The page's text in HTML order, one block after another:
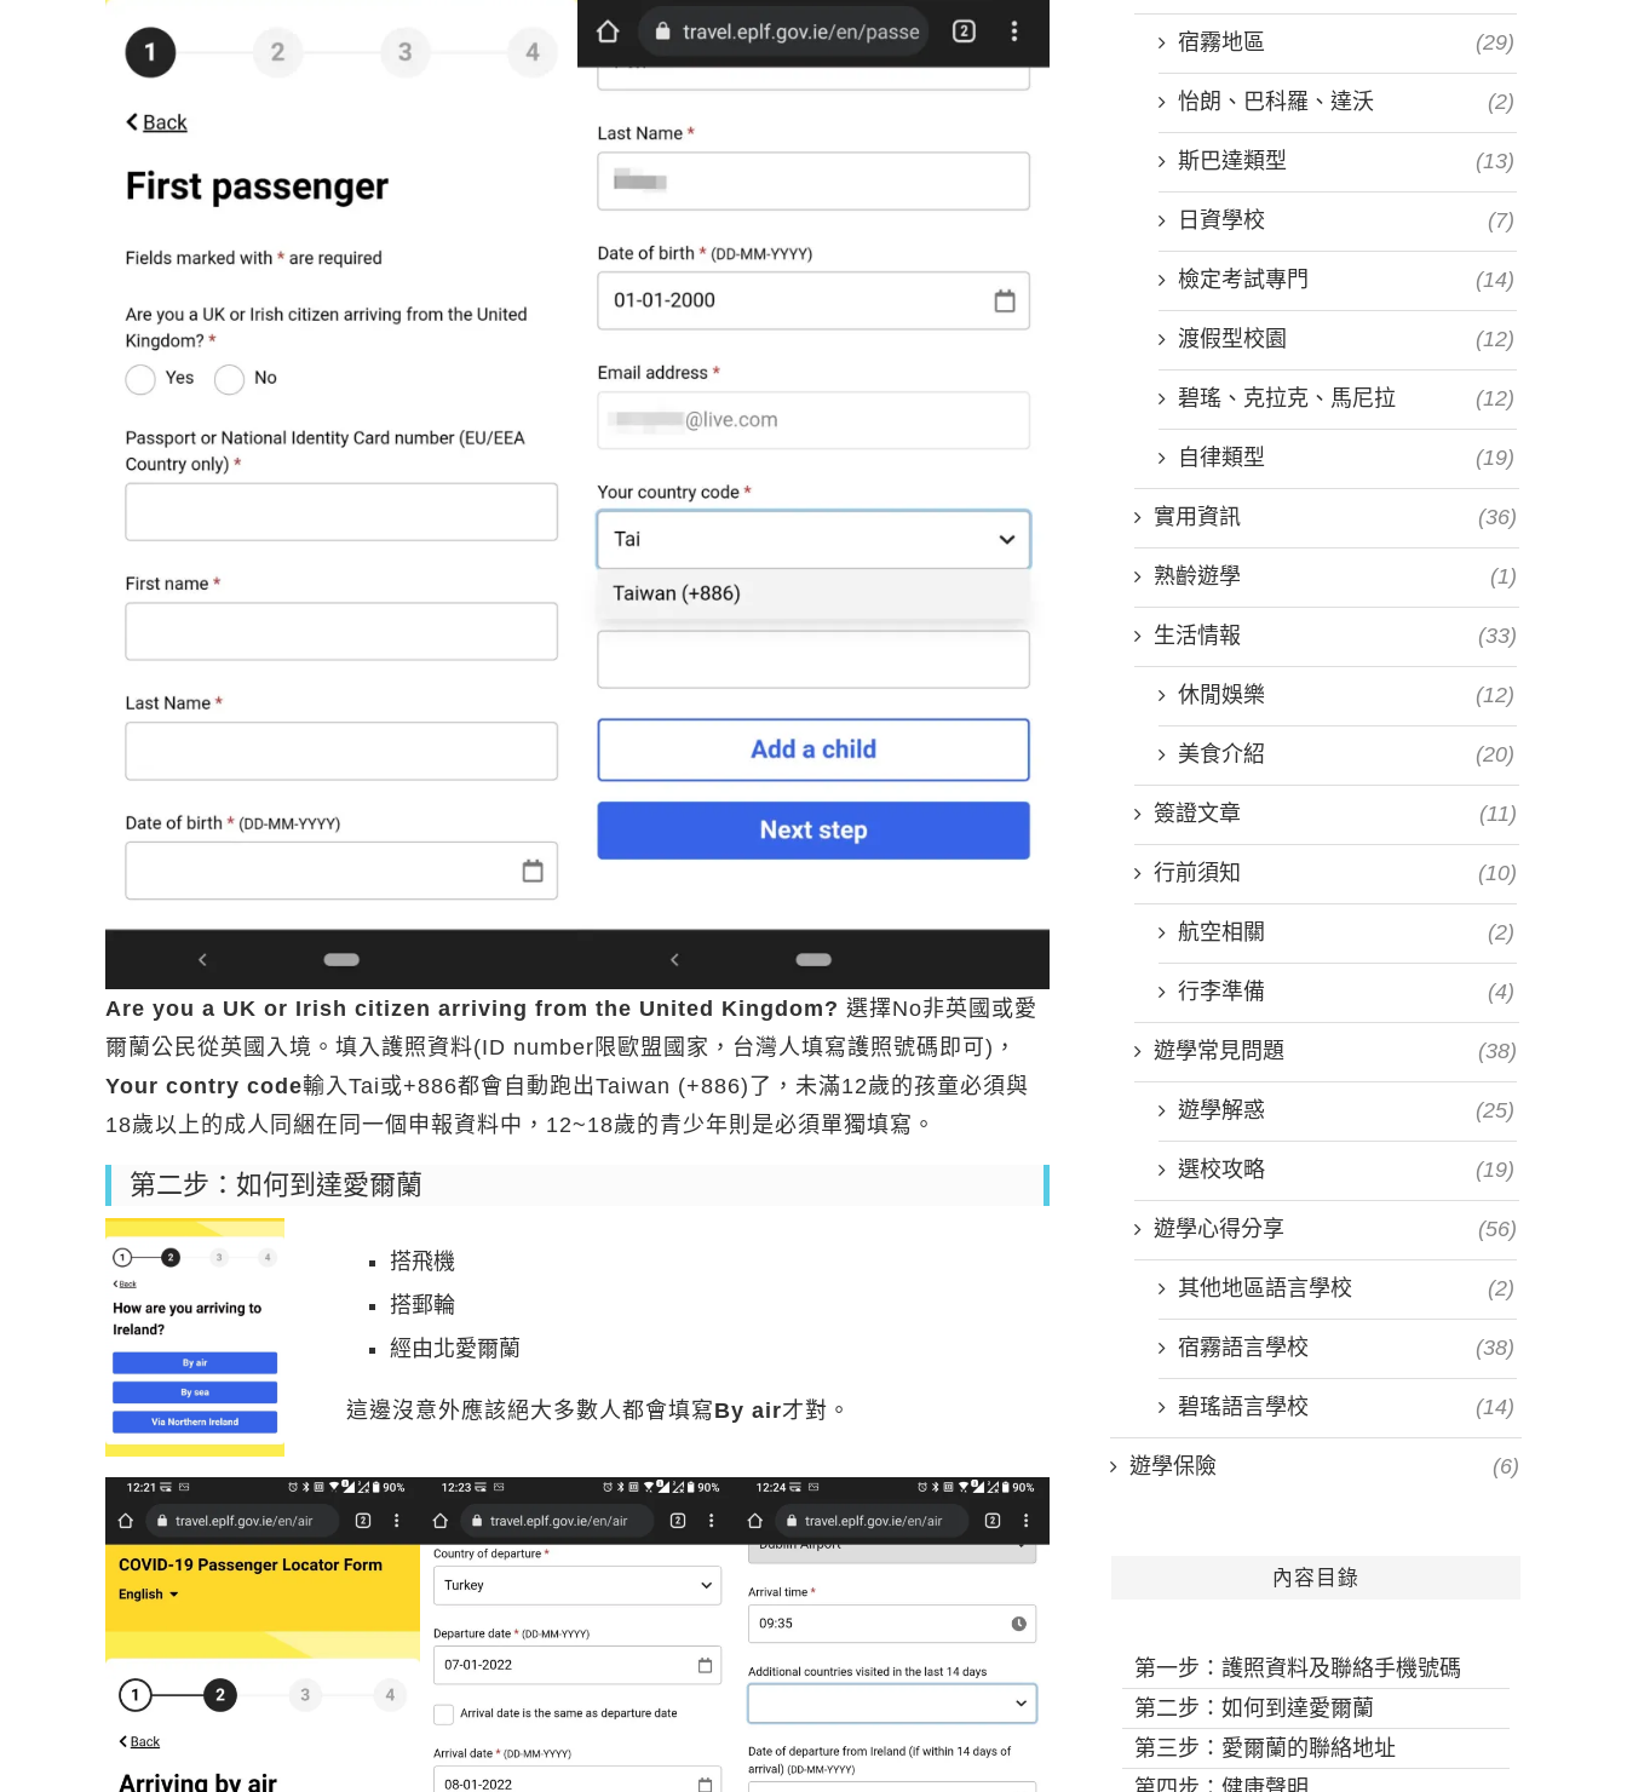
Are you a UK or Irish citizen arriving from the United Kingdom? 選擇No非英國或愛
爾蘭公民從英國入境。填入護照資料(ID number限歐盟國家，台灣人填寫護照號碼即可)，
Your contry code輸入Tai或+886都會自動跑出Taiwan (+886)了，未滿12歲的孩童必須與
18歲以上的成人同綑在同一個申報資料中，12~18歲的青少年則是必須單獨填寫。
第二步：如何到達愛爾蘭
搭飛機
搭郵輪
經由北愛爾蘭
這邊沒意外應該絕大多數人都會填寫By air才對。
宿霧地區 (29)
怡朗、巴科羅、達沃 (2)
斯巴達類型 (13)
日資學校 (7)
檢定考試專門 (14)
渡假型校園 (12)
碧瑤、克拉克、馬尼拉 (12)
自律類型 (19)
實用資訊 (36)
熟齡遊學 (1)
生活情報 (33)
休閒娛樂 (12)
美食介紹 (20)
簽證文章 (11)
行前須知 (10)
航空相關 (2)
行李準備 (4)
遊學常見問題 (38)
遊學解惑 (25)
選校攻略 (19)
遊學心得分享 (56)
其他地區語言學校 (2)
宿霧語言學校 (38)
碧瑤語言學校 (14)
遊學保險 (6)
內容目錄
第一步：護照資料及聯絡手機號碼
第二步：如何到達愛爾蘭
第三步：愛爾蘭的聯絡地址